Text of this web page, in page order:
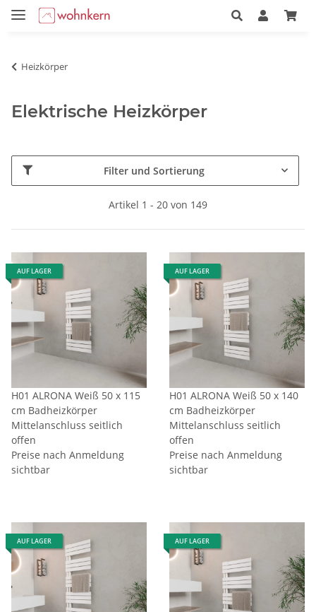
Heizkörper
Elektrische Heizkörper
Filter und Sortierung
Artikel 1 - 20 von 149
AUF LAGER
H01 ALRONA Weiß 50 x 115
cm Badheizkörper
Mittelanschluss seitlich
offen
Preise nach Anmeldung
sichtbar
AUF LAGER
H01 ALRONA Weiß 50 x 140
cm Badheizkörper
Mittelanschluss seitlich
offen
Preise nach Anmeldung
sichtbar
AUF LAGER AUF LAGER